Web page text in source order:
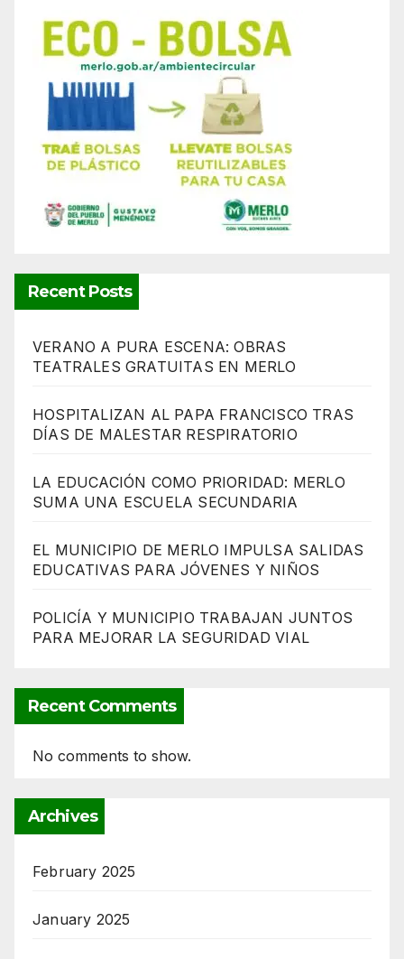
Recent Posts
VERANO A PURA ESCENA: OBRAS
TEATRALES GRATUITAS EN MERLO
HOSPITALIZAN AL PAPA FRANCISCO TRAS
DÍAS DE MALESTAR RESPIRATORIO
LA EDUCACIÓN COMO PRIORIDAD: MERLO
SUMA UNA ESCUELA SECUNDARIA
EL MUNICIPIO DE MERLO IMPULSA SALIDAS
EDUCATIVAS PARA JÓVENES Y NIÑOS
POLICÍA Y MUNICIPIO TRABAJAN JUNTOS
PARA MEJORAR LA SEGURIDAD VIAL
Recent Comments
No comments to show.
Archives
February 2025
January 2025